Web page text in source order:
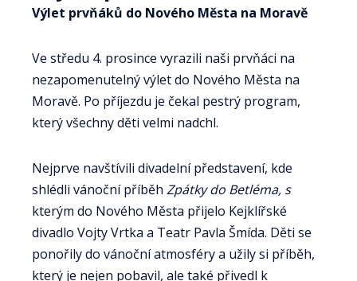
Výlet prvňáků do Nového Města na Moravě
Ve středu 4. prosince vyrazili naši prvňáci na
nezapomenutelný výlet do Nového Města na
Moravě. Po příjezdu je čekal pestrý program,
který všechny děti velmi nadchl.
Nejprve navštívili divadelní představení, kde
shlédli vánoční příběh Zpátky do Betléma, s
kterým do Nového Města přijelo Kejklířské
divadlo Vojty Vrtka a Teatr Pavla Šmída. Děti se
ponořily do vánoční atmosféry a užily si příběh,
který je nejen pobavil, ale také přivedl k